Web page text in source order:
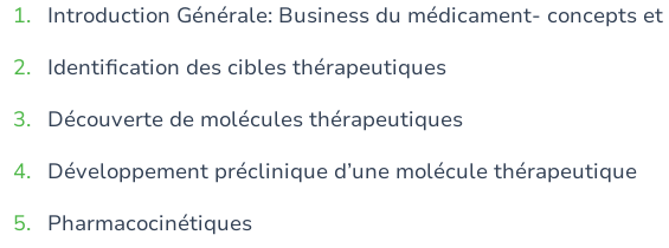
Introduction Générale: Business du médicament- concepts
Identification des cibles thérapeutiques
Découverte de molécules thérapeutiques
Développement préclinique d’une molécule thérapeutique
Pharmacocinétiques